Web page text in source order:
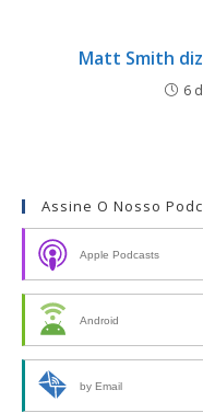
Matt Smith
6
Assine O Nosso
Apple Podcasts
Android
by Email